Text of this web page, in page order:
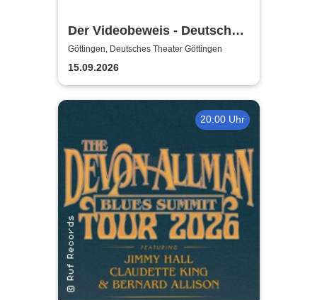
Der Videobeweis - Deutsches
Theater Göttingen
Göttingen, Deutsches Theater Göttingen
15.09.2026
20:00 Uhr